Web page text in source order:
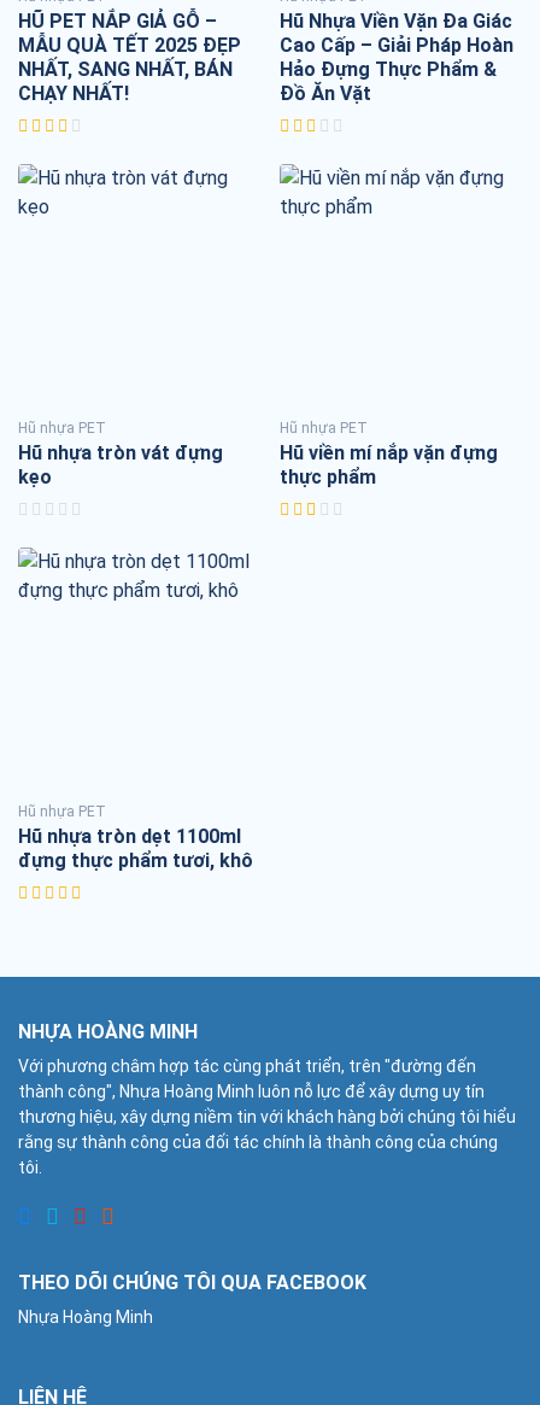
HŨ PET NẮP GIẢ GỖ –
MẪU QUÀ TẾT 2025 ĐẸP
NHẤT, SANG NHẤT, BÁN
CHẠY NHẤT!
Hũ Nhựa Viền Vặn Đa Giác
Cao Cấp – Giải Pháp Hoàn
Hảo Đựng Thực Phẩm &
Đồ Ăn Vặt
Hũ nhựa PET
Hũ nhựa tròn vát đựng
kẹo
Hũ nhựa PET
Hũ viền mí nắp vặn đựng
thực phẩm
Hũ nhựa PET
Hũ nhựa tròn dẹt 1100ml
đựng thực phẩm tươi, khô
NHỰA HOÀNG MINH
Với phương châm hợp tác cùng phát triển, trên "đường đến
thành công", Nhựa Hoàng Minh luôn nỗ lực để xây dựng uy tín
thương hiệu, xây dựng niềm tin với khách hàng bởi chúng tôi hiểu
rằng sự thành công của đối tác chính là thành công của chúng
tôi.
THEO DÕI CHÚNG TÔI QUA FACEBOOK
Nhựa Hoàng Minh
LIÊN HỆ